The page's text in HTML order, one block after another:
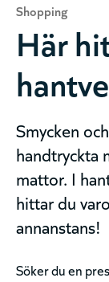
Shopping
Här
Smycken
handtryckta
mattor. I
hittar du
annanstans!
Söker du en